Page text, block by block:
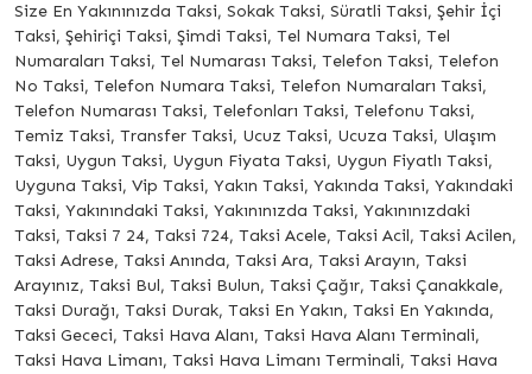
Size En Yakınınızda Taksi, Sokak Taksi, Süratli Taksi, Şehir İçi
Taksi, Şehiriçi Taksi, Şimdi Taksi, Tel Numara Taksi, Tel
Numaraları Taksi, Tel Numarası Taksi, Telefon Taksi, Telefon
No Taksi, Telefon Numara Taksi, Telefon Numaraları Taksi,
Telefon Numarası Taksi, Telefonları Taksi, Telefonu Taksi,
Temiz Taksi, Transfer Taksi, Ucuz Taksi, Ucuza Taksi, Ulaşım
Taksi, Uygun Taksi, Uygun Fiyata Taksi, Uygun Fiyatlı Taksi,
Uyguna Taksi, Vip Taksi, Yakın Taksi, Yakında Taksi, Yakındaki
Taksi, Yakınındaki Taksi, Yakınınızda Taksi, Yakınınızdaki
Taksi, Taksi 7 24, Taksi 724, Taksi Acele, Taksi Acil, Taksi Acilen,
Taksi Adrese, Taksi Anında, Taksi Ara, Taksi Arayın, Taksi
Arayınız, Taksi Bul, Taksi Bulun, Taksi Çağır, Taksi Çanakkale,
Taksi Durağı, Taksi Durak, Taksi En Yakın, Taksi En Yakında,
Taksi Gececi, Taksi Hava Alanı, Taksi Hava Alanı Terminali,
Taksi Hava Limanı, Taksi Hava Limanı Terminali, Taksi Hava